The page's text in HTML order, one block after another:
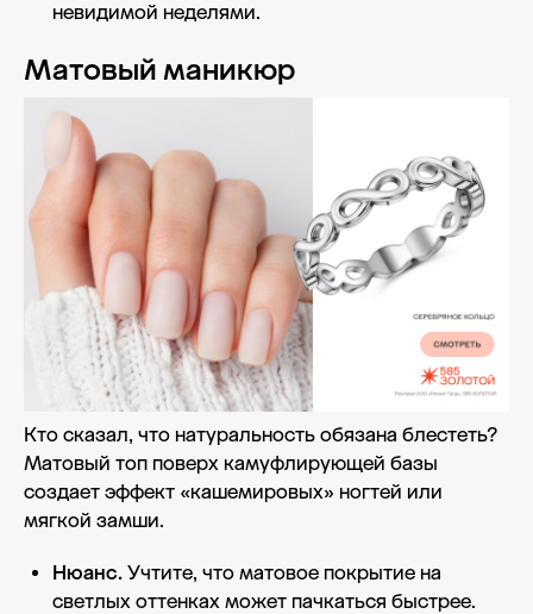
невидимой неделями.
Матовый маникюр
Кто сказал, что натуральность обязана блестеть?
Матовый топ поверх камуфлирующей базы
создает эффект «кашемировых» ногтей или
мягкой замши.
Нюанс. Учтите, что матовое покрытие на
светлых оттенках может пачкаться быстрее.